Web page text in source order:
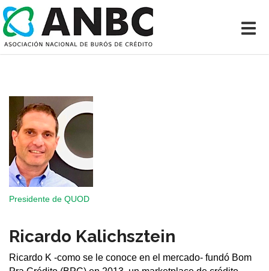
Presidente de QUOD
Ricardo Kalichsztein
Ricardo K -como se le conoce en el mercado- fundó Bom